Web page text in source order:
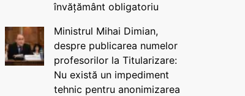
învățământ obligatoriu
Ministrul Mihai Dimian,
despre publicarea numelor
profesorilor la Titularizare:
Nu există un impediment
tehnic pentru anonimizarea